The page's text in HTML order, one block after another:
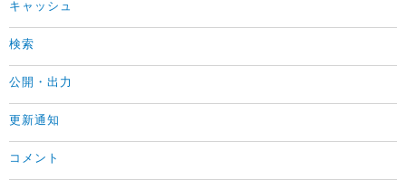
キャッシュ
検索
公開・出力
更新通知
コメント